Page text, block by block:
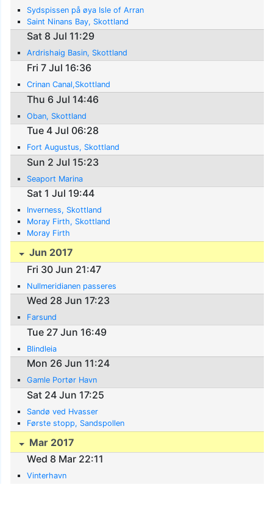
Sydspissen på øya Isle of Arran
Saint Ninans Bay, Skottland
Sat 8 Jul 11:29
Ardrishaig Basin, Skottland
Fri 7 Jul 16:36
Crinan Canal,Skottland
Thu 6 Jul 14:46
Oban, Skottland
Tue 4 Jul 06:28
Fort Augustus, Skottland
Sun 2 Jul 15:23
Seaport Marina
Sat 1 Jul 19:44
Inverness, Skottland
Moray Firth, Skottland
Moray Firth
Jun 2017
Fri 30 Jun 21:47
Nullmeridianen passeres
Wed 28 Jun 17:23
Farsund
Tue 27 Jun 16:49
Blindleia
Mon 26 Jun 11:24
Gamle Portør Havn
Sat 24 Jun 17:25
Sandø ved Hvasser
Første stopp, Sandspollen
Mar 2017
Wed 8 Mar 22:11
Vinterhavn